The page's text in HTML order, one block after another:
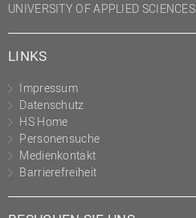
UNIVERSITY OF APPLIED SCIENCES
LINKS
Impressum
Datenschutz
HS Home
Personensuche
Medienkontakt
Barrierefreiheit